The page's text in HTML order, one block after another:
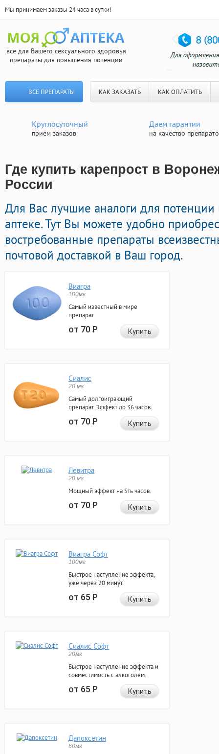
Мы принимаем заказы 24 часа в сутки!
все для Вашего сексуального здоровья
препараты для повышения потенции
ВСЕ ПРЕПАРАТЫ КАК ЗАКАЗАТЬ КАК ОПЛАТИТЬ
Круглосуточный
прием заказов
Даем гарантии
на качество
Где купить карепрост в
России
Для Вас лучшие аналоги для
аптеке. Тут Вы можете удобно
востребованные препараты
почтовой доставкой в Ваш город.
Виагра
100мг
Самый известный в мире
препарат
от 70Р Купить
Сиалис
20 мг
Самый долгоиграющий
препарат. Эффект до 36 часов.
от 70Р Купить
Левитра
20 мг
Мощный эффект на 5ть часов.
от 70Р Купить
Виагра Софт
100мг
Быстрое наступление эффекта,
уже через 20 минут.
от 65Р Купить
Сиалис Софт
20мг
Быстрое наступление эффекта и
совместимость с алкоголем.
от 65Р Купить
Дапоксетин
60мг